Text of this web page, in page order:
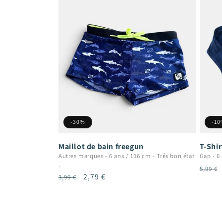
-30%
Maillot de bain freegun
Autres marques -6 ans / 116 cm -Trés bon état
.
Prix
3,99 €
Prix
2,79 €
-
T-
Gap -6
Prix
5,99 €